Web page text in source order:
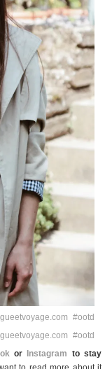
or Instagram to stay